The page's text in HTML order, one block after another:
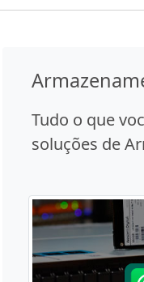
Tudo o que
soluções de